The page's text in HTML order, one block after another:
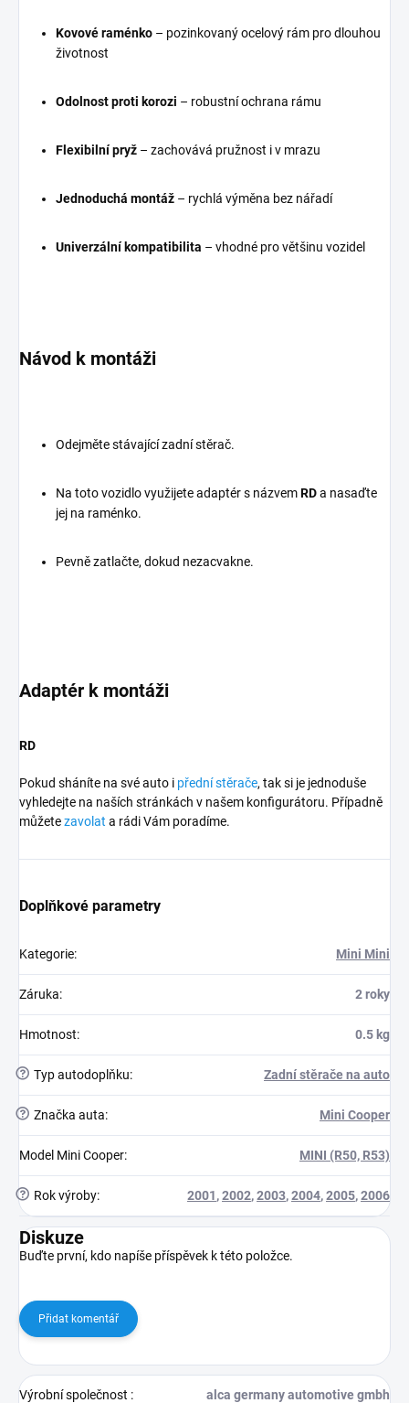
Kovové raménko – pozinkovaný ocelový rám pro dlouhou
životnost
Odolnost proti korozi – robustní ochrana rámu
Flexibilní pryž – zachovává pružnost i v mrazu
Jednoduchá montáž – rychlá výměna bez nářadí
Univerzální kompatibilita – vhodné pro většinu vozidel
Návod k montáži
Odejměte stávající zadní stěrač.
Na toto vozidlo využijete adaptér s názvemRDa nasaďte
jej na raménko.
Pevně zatlačte, dokud nezacvakne.
Adaptér k montáži
RD
Pokud sháníte na své auto i přední stěrače, tak si je jednoduše
vyhledejte na naších stránkách v našem konfigurátoru. Případně
můžetezavolat a rádi Vám poradíme.
Doplňkové parametry
Kategorie: Mini Mini
Záruka: 2 roky
Hmotnost: 0.5 kg
? Typ autodoplňku: Zadní stěrače na auto
? Značka auta: Mini Cooper
Model Mini Cooper: MINI (R50, R53)
? Rok výroby: 2001,2002,2003,2004,2005,2006
Diskuze
Buďte první, kdo napíše příspěvek k této položce.
Přidat komentář
Výrobní společnost : alca germany automotive gmbh